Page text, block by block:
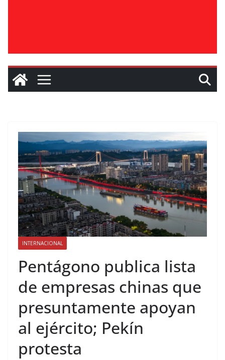
INTERNACIONAL
Pentágono publica lista
de empresas chinas que
presuntamente apoyan
al ejército; Pekín
protesta